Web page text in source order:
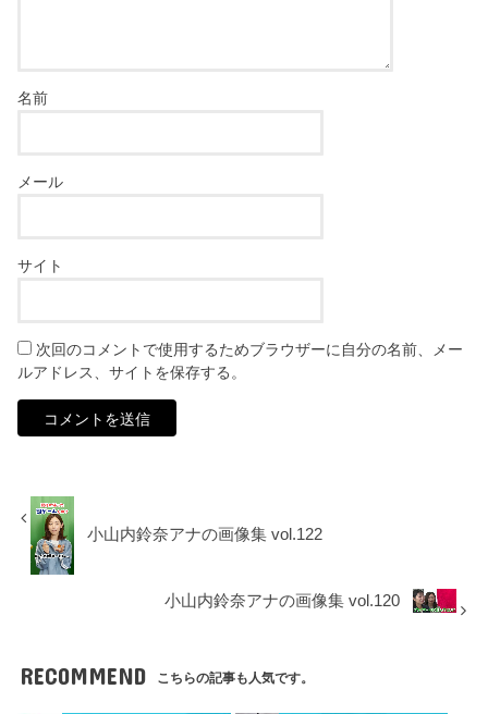
名前
メール
サイト
次回のコメントで使用するためブラウザーに自分の名前、メー
ルアドレス、サイトを保存する。
小山内鈴奈アナの画像集 vol.122
小山内鈴奈アナの画像集 vol.120
RECOMMEND こちらの記事も人気です。